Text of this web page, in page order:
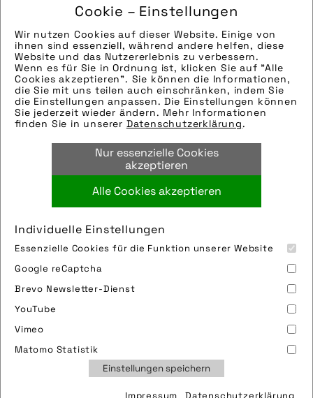
Cookie – Einstellungen
Wir nutzen Cookies auf dieser Website. Einige von
ihnen sind essenziell, während andere helfen, diese
Website und das Nutzererlebnis zu verbessern.
Wenn es für Sie in Ordnung ist, klicken Sie auf "Alle
Cookies akzeptieren". Sie können die Informationen,
die Sie mit uns teilen auch einschränken, indem Sie
die Einstellungen anpassen. Die Einstellungen können
Sie jederzeit wieder ändern. Mehr Informationen
finden Sie in unserer Datenschutzerklärung.
Nur essenzielle Cookies
akzeptieren
Alle Cookies akzeptieren
Individuelle Einstellungen
Essenzielle Cookies für die Funktion unserer Website
Google reCaptcha
Brevo Newsletter-Dienst
YouTube
Vimeo
Matomo Statistik
Einstellungen speichern
Impressum Datenschutzerklärung
Zu verwendender Bildnachweis:
Quelle/Source [´www.abus.de | pd-f´]
Technik-Info:
Die technischen Details werden in Bälde
eingefügt. Sie können uns aber gern auch
per E-Mail oder Telefon kontaktieren, wir
helfen gerne weiter.
Bild downloaden
Nutzungsbedingungen
Datenschutz
Cookies